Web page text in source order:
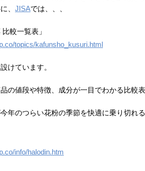
、 JISAでは、、、
較一覧表」
topics/kafunsho_kusuri.html
けています。
の値段や特徴、成分が一目でわかる比較表
年のつらい花粉の季節を快適に乗り切れ
info/halodin.htm